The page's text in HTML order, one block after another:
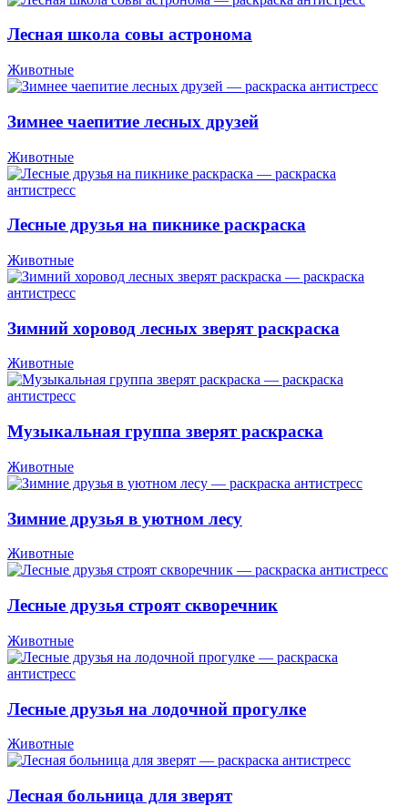
Лесная школа совы астронома
Животные
Зимнее чаепитие лесных друзей
Животные
Лесные друзья на пикнике раскраска
Животные
Зимний хоровод лесных зверят раскраска
Животные
Музыкальная группа зверят раскраска
Животные
Зимние друзья в уютном лесу
Животные
Лесные друзья строят скворечник
Животные
Лесные друзья на лодочной прогулке
Животные
Лесная больница для зверят